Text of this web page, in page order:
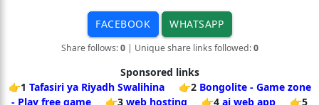
FACEBOOK WHATSAPP
Share follows:0| Unique share links followed:0
Sponsored links
👉1 Tafasiri ya Riyadh Swalihina 👉2 Bongolite - Game zone
- Play free game
👉3 web hosting 👉4 ai web app
👉5